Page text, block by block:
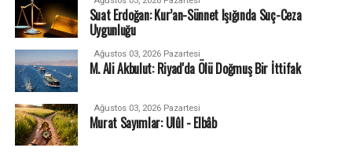
Suat Erdoğan: Kur’an-Sünnet Işığında Suç-Ceza
Uygunluğu
Ağustos 03, 2026 Pazartesi
M. Ali Akbulut: Riyad'da Ölü Doğmuş Bir İttifak
Ağustos 03, 2026 Pazartesi
Murat Sayımlar: Ulûl - Elbâb